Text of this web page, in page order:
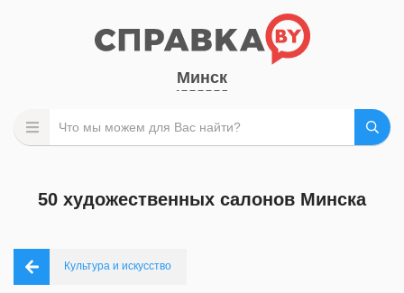
Минск
50 художественных салонов Минска
Культура и искусство